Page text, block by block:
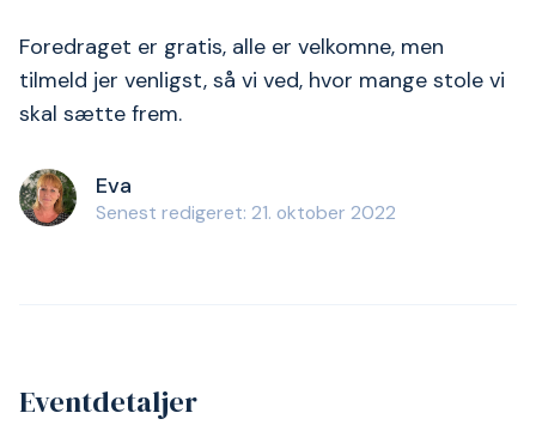
Foredraget er gratis, alle er velkomne, men
tilmeld jer venligst, så vi ved, hvor mange stole vi
skal sætte frem.
Eva
Senest redigeret: 21. oktober 2022
Eventdetaljer